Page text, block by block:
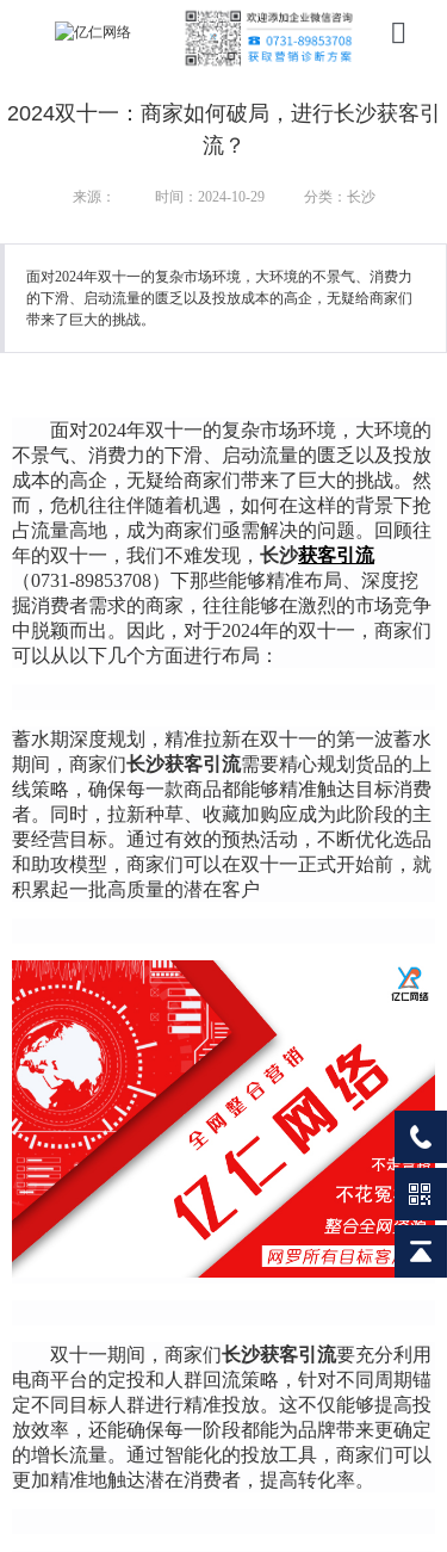
产品
服务
行业
案例
我们
2024双十一：商家如何破局，进行长沙获客引
流？
来源： 时间：2024-10-29 分类：长沙
面对2024年双十一的复杂市场环境，大环境的不景气、消费力
的下滑、启动流量的匮乏以及投放成本的高企，无疑给商家们
带来了巨大的挑战。
面对2024年双十一的复杂市场环境，大环境的
不景气、消费力的下滑、启动流量的匮乏以及投放
成本的高企，无疑给商家们带来了巨大的挑战。然
而，危机往往伴随着机遇，如何在这样的背景下抢
占流量高地，成为商家们亟需解决的问题。回顾往
年的双十一，我们不难发现， 长沙获客引流
（0731-89853708）下那些能够精准布局、深度挖
掘消费者需求的商家，往往能够在激烈的市场竞争
中脱颖而出。因此，对于2024年的双十一，商家们
可以从以下几个方面进行布局：
蓄水期深度规划，精准拉新在双十一的第一波蓄水
期间，商家们长沙获客引流需要精心规划货品的上
线策略，确保每一款商品都能够精准触达目标消费
者。同时，拉新种草、收藏加购应成为此阶段的主
要经营目标。通过有效的预热活动，不断优化选品
和助攻模型，商家们可以在双十一正式开始前，就
积累起一批高质量的潜在客户
双十一期间，商家们长沙获客引流要充分利用
电商平台的定投和人群回流策略，针对不同周期锚
定不同目标人群进行精准投放。这不仅能够提高投
放效率，还能确保每一阶段都能为品牌带来更确定
的增长流量。通过智能化的投放工具，商家们可以
更加精准地触达潜在消费者，提高转化率。